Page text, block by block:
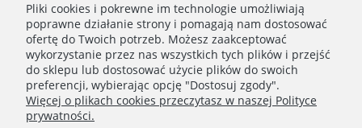
WAŻNE INFORMACJE
POLECANE STRONY
Pliki cookies i pokrewne im technologie umożliwiają
poprawne działanie strony i pomagają nam dostosować
ofertę do Twoich potrzeb. Możesz zaakceptować
wykorzystanie przez nas wszystkich tych plików i przejść
do sklepu lub dostosować użycie plików do swoich
preferencji, wybierając opcję "Dostosuj zgody".
Więcej o plikach cookies przeczytasz w naszej Polityce
prywatności.